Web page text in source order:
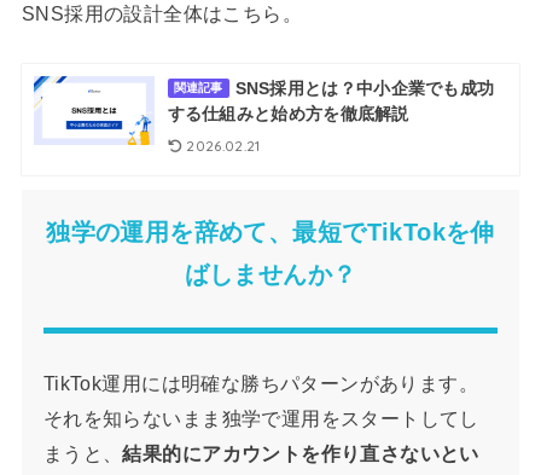
SNS採用の設計全体はこちら。
関連記事
SNS採用とは？中小企業でも成功
する仕組みと始め方を徹底解説
2026.02.21
独学の運用を辞めて、最短でTikTokを伸
ばしませんか？
TikTok運用には明確な勝ちパターンがあります。
それを知らないまま独学で運用をスタートしてし
まうと、結果的にアカウントを作り直さないとい